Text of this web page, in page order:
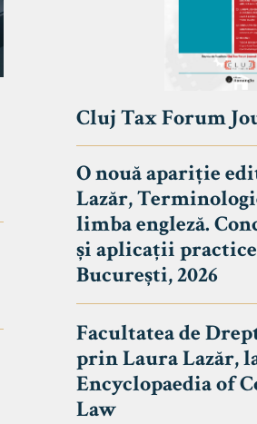
Cluj Tax Forum
O nouă apariție
Lazăr,
limba engleză.
și aplicații
București, 2026
Facultatea de
prin Laura Lazăr,
Encyclopaedia of
Law